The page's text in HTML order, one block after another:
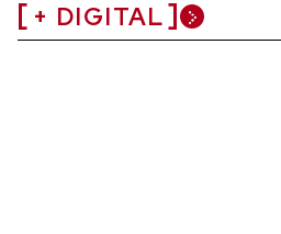
+ DIGITAL